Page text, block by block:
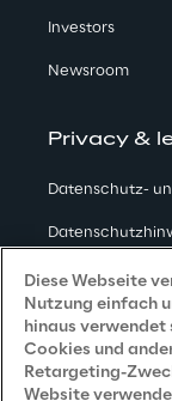
Investors
Newsroom
Privacy &
Datenschutz-
Diese Webseite
Nutzung einfach
hinaus verwendet
Cookies und
Retargeting-
Website